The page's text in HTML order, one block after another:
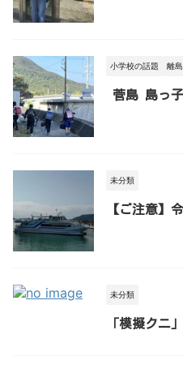
小学校の話題 離
菅島 島っ
未分類
【ご注意】
未分類
「模擬クニ